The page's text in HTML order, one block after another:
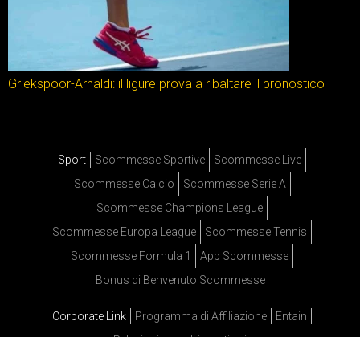
Griekspoor-Arnaldi: il ligure prova a ribaltare il pronostico
Sport Scommesse Sportive
Scommesse Live
Scommesse Calcio
Scommesse Serie A
Scommesse Champions League
Scommesse Europa League
Scommesse Tennis
Scommesse Formula 1
App Scommesse
Bonus di Benvenuto Scommesse
Corporate Link Programma di Affiliazione
Entain